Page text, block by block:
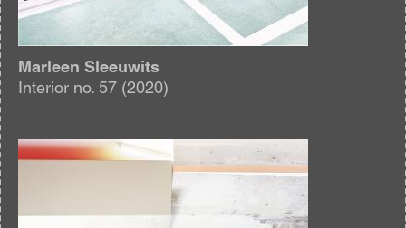
Marleen Sleeuwits
Interior no. 57 (2020)
Afbeelding